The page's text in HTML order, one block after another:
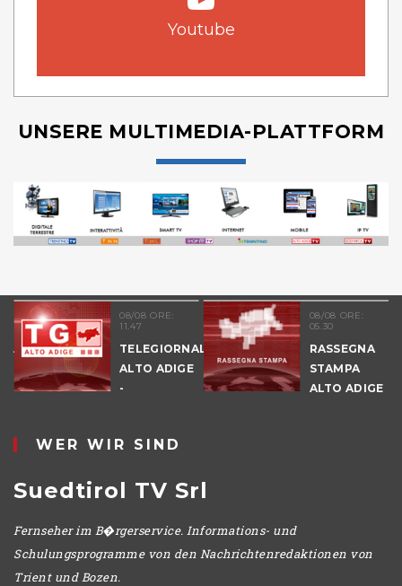
Youtube
UNSERE MULTIMEDIA-PLATTFORM
08/08 ORE:
11.47
TELEGIORNALE
ALTO ADIGE
-
08/08 ORE:
05.30
RASSEGNA
STAMPA
ALTO ADIGE
WER WIR SIND
Suedtirol TV Srl
Fernseher im B�rgerservice. Informations- und
Schulungsprogramme von den Nachrichtenredaktionen von
Trient und Bozen.